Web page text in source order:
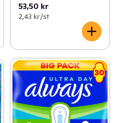
53,50 kr
2,43 kr /st